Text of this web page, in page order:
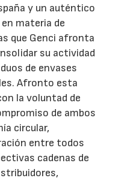
y un auténtico
materia de
que Genci afronta
su actividad
de envases
Afronto esta
la voluntad de
de ambos
circular,
entre todos
cadenas de